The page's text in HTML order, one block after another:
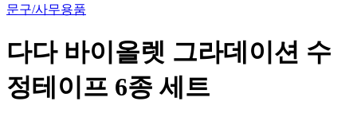
문구/사무용품
다다 바이올렛 그라데이션 수
정테이프 6종 세트